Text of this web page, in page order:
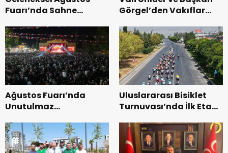
Fuarı’nda Sahne
Görgel’den Vakıflar
ziyaret.
Ağustos Fuarı’nda
Unutulmaz
Uluslararası Bisiklet
Turnuvası’nda İlk Etap
Tamamlandı.